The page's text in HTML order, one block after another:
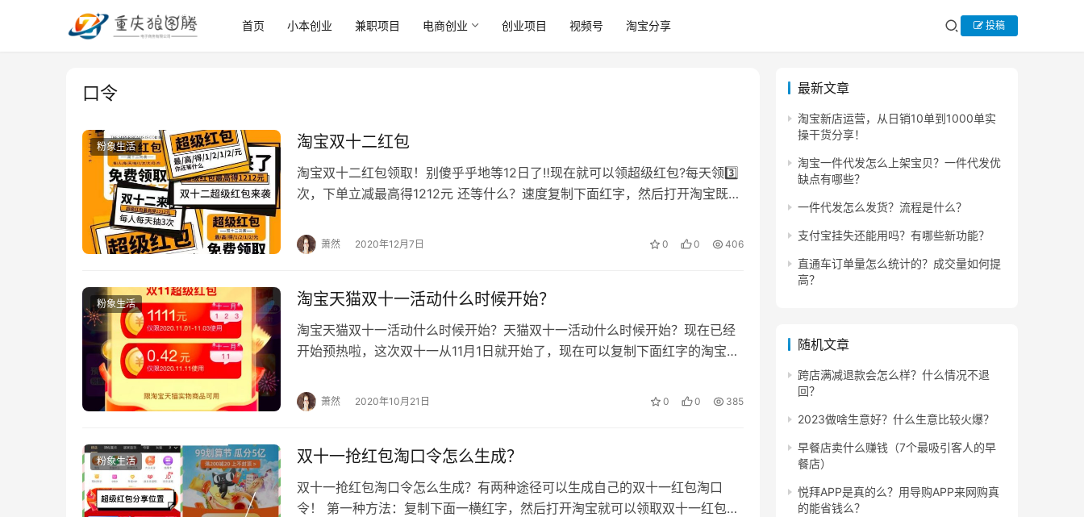
首页 小本创业 兼职项目 电商创业 创业项目 视频号 淘宝分享 投稿
口令
粉象生活 淘宝双十二红包
淘宝双十二红包领取！别傻乎乎地等12日了‼现在就可以领超级红包?每天领3️⃣
次，下单立减最高得1212元 还等什么？速度复制下面红字，然后打开淘宝既可
萧然 2020年12月7日 0 0 406
粉象生活 淘宝天猫双十一活动什么时候开始？
淘宝天猫双十一活动什么时候开始？天猫双十一活动什么时候开始？现在已经
开始预热啦，这次双十一从11月1日就开始了，现在可以复制下面红字的淘宝口
萧然 2020年10月21日 0 0 385
粉象生活 双十一抢红包淘口令怎么生成？
双十一抢红包淘口令怎么生成？有两种途径可以生成自己的双十一红包淘口
令！ 第一种方法：复制下面一横红字，然后打开淘宝就可以领取双十一红包
最新文章
淘宝新店运营，从日销10单到1000单实
操干货分享！
淘宝一件代发怎么上架宝贝？一件代发优
缺点有哪些？
一件代发怎么发货？流程是什么？
支付宝挂失还能用吗？有哪些新功能？
直通车订单量怎么统计的？成交量如何提
高？
随机文章
跨店满减退款会怎么样？什么情况不退
回？
2023做啥生意好？什么生意比较火爆？
早餐店卖什么赚钱（7个最吸引客人的早
餐店）
悦拜APP是真的么？用导购APP来网购真
的能省钱么？